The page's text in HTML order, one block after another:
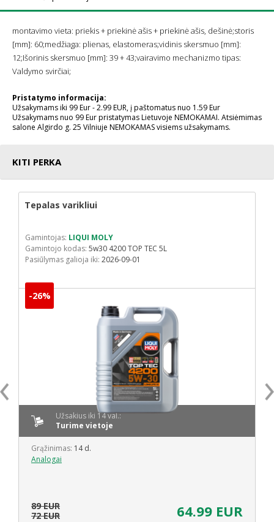
montavimo vieta: priekis + priekinė ašis + priekinė ašis, dešinė;storis
[mm]: 60;medžiaga: plienas, elastomeras;vidinis skersmuo [mm]:
12;Išorinis skersmuo [mm]: 39 + 43;vairavimo mechanizmo tipas:
Valdymo svirčiai;
Pristatymo informacija:
Užsakymams iki 99 Eur - 2.99 EUR, į paštomatus nuo 1.59 Eur
Užsakymams nuo 99 Eur pristatymas Lietuvoje NEMOKAMAI. Atsiėmimas
salone Algirdo g. 25 Vilniuje NEMOKAMAS visiems užsakymams.
KITI PERKA
Tepalas varikliui
Gamintojas: LIQUI MOLY
Gamintojo kodas: 5w30 4200 TOP TEC 5L
Pasiūlymas galioja iki: 2026-09-01
-26%
Užsakius iki 14 val.:
Turime vietoje
Grąžinimas: 14 d.
Analogai
89 EUR
72 EUR
64.99 EUR